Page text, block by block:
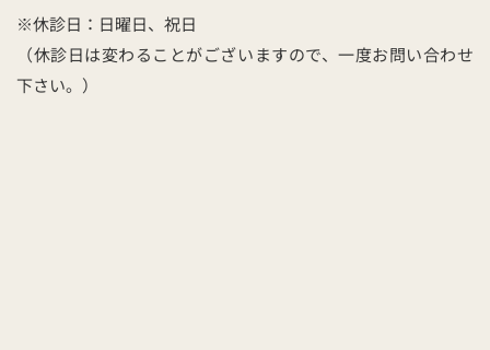
※休診日：日曜日、祝日
（休診日は変わることがございますので、一度お問い合わせ
下さい。）